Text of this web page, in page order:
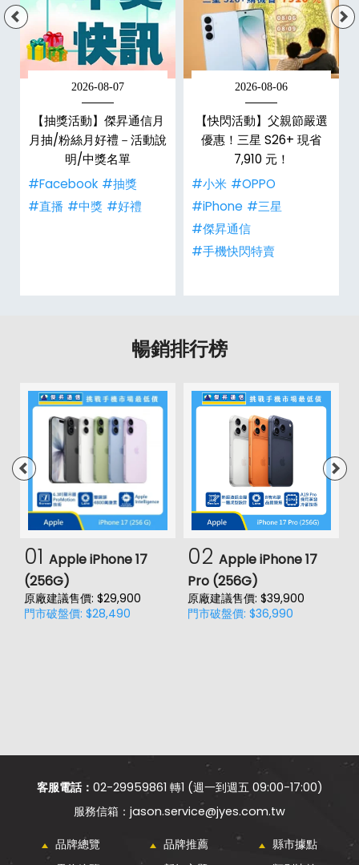
2026-08-07
【抽獎活動】傑昇通信月
月抽/粉絲月好禮－活動說
明/中獎名單
#Facebook #抽獎
#直播 #中獎 #好禮
2026-08-06
【快閃活動】父親節嚴選
優惠！三星 S26+ 現省
7,910 元！
#小米 #OPPO
#iPhone #三星
#傑昇通信
#手機快閃特賣
暢銷排行榜
01 Apple iPhone 17
(256G)
原廠建議售價: $29,900
門市破盤價: $28,490
02 Apple iPhone 17
Pro (256G)
原廠建議售價: $39,900
門市破盤價: $36,990
客服電話： 02-29959861 轉1 (週一到週五 09:00-17:00)
jason.service@jyes.com.tw
品牌總覽 品牌推薦
縣市據點